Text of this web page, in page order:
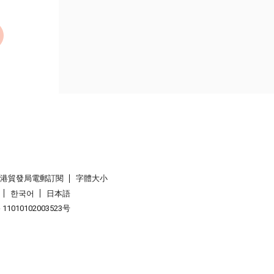
貿發局電郵訂閱
字體大小
한국어
日本語
号